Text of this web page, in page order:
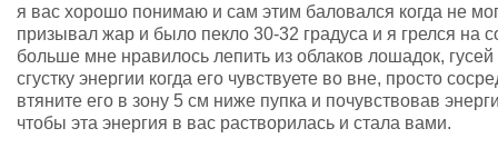
я вас хорошо понимаю и сам этим баловался когда не мог
призывал жар и было пекло 30-32 градуса и я грелся на
больше мне нравилось лепить из облаков лошадок,
сгустку энергии когда его чувствуете во вне, просто
втяните его в зону 5 см ниже пупка и почувствовав
чтобы эта энергия в вас растворилась и стала вами.